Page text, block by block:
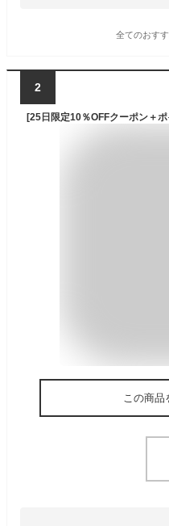
全てのおす
2
この商品